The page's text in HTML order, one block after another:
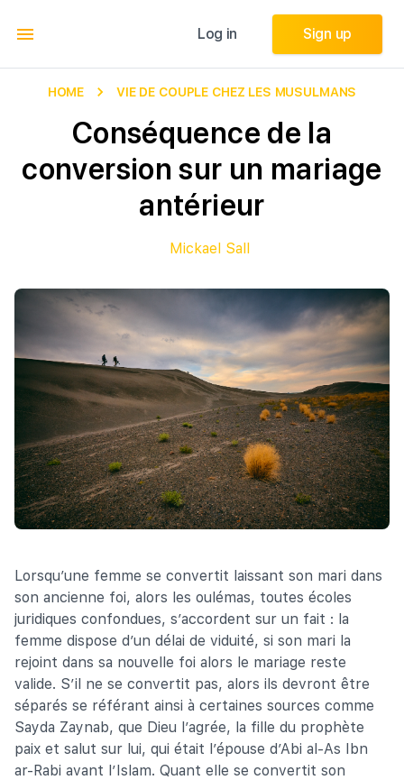
Log in Sign up
Log in Sign up
HOME VIE DE COUPLE CHEZ LES MUSULMANS
Conséquence de la
conversion sur un mariage
antérieur
Mickael Sall
Lorsqu’une femme se convertit laissant son mari dans
son ancienne foi, alors les oulémas, toutes écoles
juridiques confondues, s’accordent sur un fait : la
femme dispose d’un délai de viduité, si son mari la
rejoint dans sa nouvelle foi alors le mariage reste
valide. S’il ne se convertit pas, alors ils devront être
séparés se référant ainsi à certaines sources comme
Sayda Zaynab, que Dieu l’agrée, la fille du prophète
paix et salut sur lui, qui était l’épouse d’Abi al-As Ibn
ar-Rabi avant l’Islam. Quant elle se convertit son